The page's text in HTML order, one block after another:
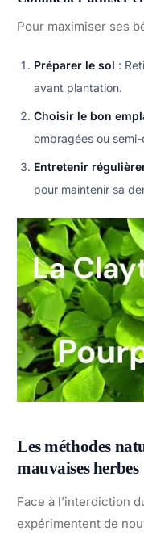
Pour maximiser ses
Préparer le sol :
avant plantation.
Choisir le bon
ombragées ou
Entretenir
pour maintenir sa
Les méthodes
mauvaises herbes
Face à l’interdiction
expérimentent de